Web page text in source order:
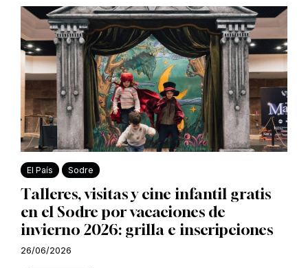
El País Sodre
Talleres, visitas y cine infantil gratis
en el Sodre por vacaciones de
invierno 2026: grilla e inscripciones
26/06/2026